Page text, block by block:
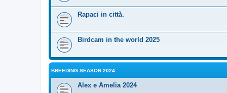
Rapaci in città.
Birdcam in the world 2025
BREEDING SEASON 2024
Alex e Amelia 2024